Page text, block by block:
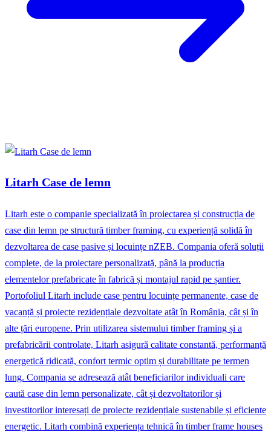
Litarh Case de lemn
Litarh este o companie specializată în proiectarea și construcția de
case din lemn pe structură timber framing, cu experiență solidă în
dezvoltarea de case pasive și locuințe nZEB. Compania oferă soluții
complete, de la proiectare personalizată, până la producția
elementelor prefabricate în fabrică și montajul rapid pe șantier.
Portofoliul Litarh include case pentru locuințe permanente, case de
vacanță și proiecte rezidențiale dezvoltate atât în România, cât și în
alte țări europene. Prin utilizarea sistemului timber framing și a
prefabricării controlate, Litarh asigură calitate constantă, performanță
energetică ridicată, confort termic optim și durabilitate pe termen
lung. Compania se adresează atât beneficiarilor individuali care
caută case din lemn personalizate, cât și dezvoltatorilor și
investitorilor interesați de proiecte rezidențiale sustenabile și eficiente
energetic. Litarh combină experiența tehnică în timber frame houses